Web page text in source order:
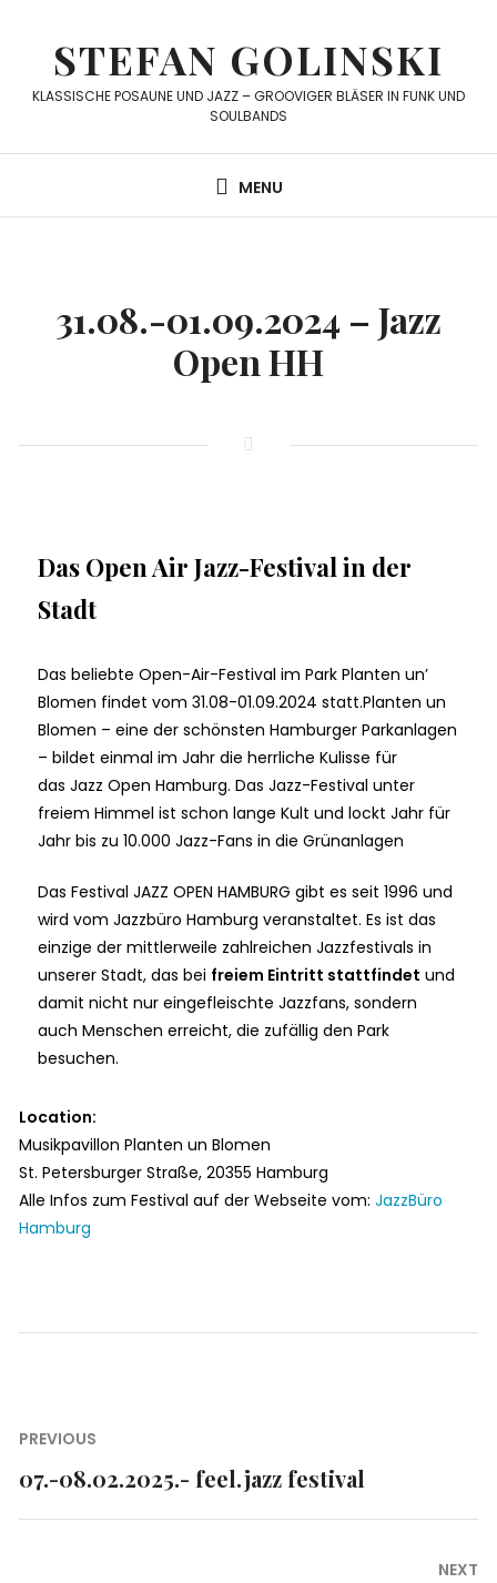
contentSTEFAN GOLINSKI
KLASSISCHE POSAUNE UND JAZZ – GROOVIGER BLÄSER IN FUNK UND
SOULBANDS
MENU
31.08.-01.09.2024 – Jazz
Open HH
Das Open Air Jazz-Festival in der
Stadt
Das beliebte Open-Air-Festival im Park Planten un’
Blomen findet vom 31.08-01.09.2024 statt.Planten un
Blomen – eine der schönsten Hamburger Parkanlagen
– bildet einmal im Jahr die herrliche Kulisse für
das Jazz Open Hamburg. Das Jazz-Festival unter
freiem Himmel ist schon lange Kult und lockt Jahr für
Jahr bis zu 10.000 Jazz-Fans in die Grünanlagen
Das Festival JAZZ OPEN HAMBURG gibt es seit 1996 und
wird vom Jazzbüro Hamburg veranstaltet. Es ist das
einzige der mittlerweile zahlreichen Jazzfestivals in
unserer Stadt, das bei freiem Eintritt stattfindet und
damit nicht nur eingefleischte Jazzfans, sondern
auch Menschen erreicht, die zufällig den Park
besuchen.
Location:
Musikpavillon Planten un Blomen
St. Petersburger Straße, 20355 Hamburg
Alle Infos zum Festival auf der Webseite vom: JazzBüro
Hamburg
Beitragsnavigation
PREVIOUS
Previous
07.-08.02.2025.- feel.jazz festival
NEXT